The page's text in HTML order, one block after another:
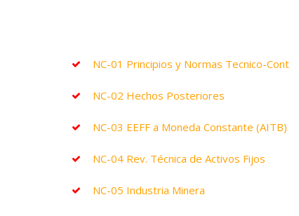
NC-01 Principios y Normas Tecnico-Cont
NC-02 Hechos Posteriores
NC-03 EEFF a Moneda Constante (AITB)
NC-04 Rev. Técnica de Activos Fijos
NC-05 Industria Minera